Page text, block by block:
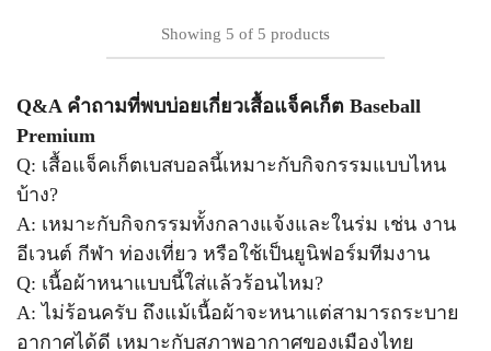
Showing 5 of 5 products
Q&A คำถามที่พบบ่อยเกี่ยวเสื้อแจ็คเก็ต Baseball
Premium
Q: เสื้อแจ็คเก็ตเบสบอลนี้เหมาะกับกิจกรรมแบบไหน
บ้าง?
A: เหมาะกับกิจกรรมทั้งกลางแจ้งและในร่ม เช่น งาน
อีเวนต์ กีฬา ท่องเที่ยว หรือใช้เป็นยูนิฟอร์มทีมงาน
Q: เนื้อผ้าหนาแบบนี้ใส่แล้วร้อนไหม?
A: ไม่ร้อนครับ ถึงแม้เนื้อผ้าจะหนาแต่สามารถระบาย
อากาศได้ดี เหมาะกับสภาพอากาศของเมืองไทย